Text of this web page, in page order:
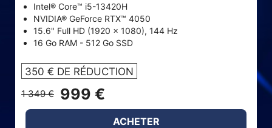
Intel® Core™ i5-13420H
NVIDIA® GeForce RTX™ 4050
15.6" Full HD (1920 x 1080), 144 Hz
16 Go RAM - 512 Go SSD
350 € DE RÉDUCTION
1 349 € 999 €
ACHETER